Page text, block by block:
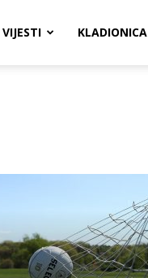
VIJESTI KLADIONICA